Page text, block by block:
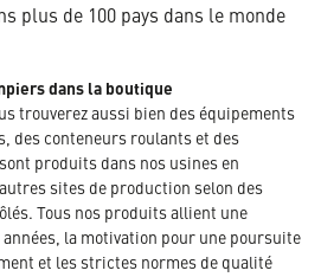
plus de 100 pays dans le monde
dans la boutique
trouverez aussi bien des équipements
des conteneurs roulants et des
produits dans nos usines en
sites de production selon des
Tous nos produits allient une
la motivation pour une poursuite
et les strictes normes de qualité